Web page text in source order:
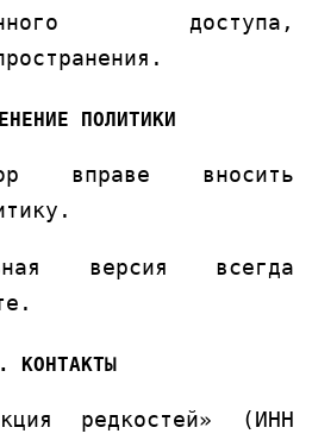
доступа,
ПОЛИТИКИ
вправе вносить
версия всегда
КОНТАКТЫ
редкостей» (ИНН